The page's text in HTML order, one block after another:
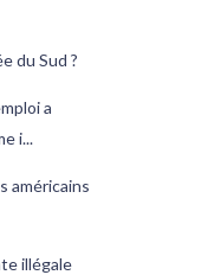
du Sud ?
a
i...
américains
illégale